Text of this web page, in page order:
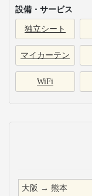
設備・サービス
独立シート
マイカーテン
WiFi
大阪 → 熊本